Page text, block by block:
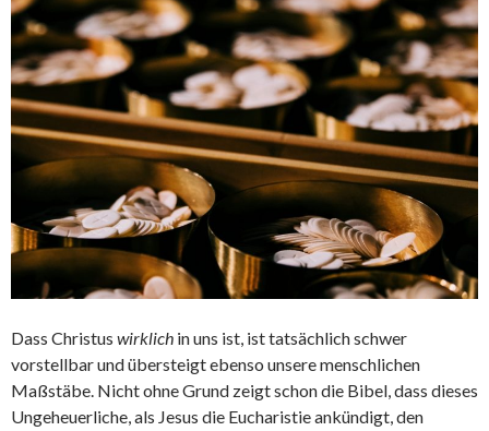
Dass Christus wirklich in uns ist, ist tatsächlich schwer
vorstellbar und übersteigt ebenso unsere menschlichen
Maßstäbe. Nicht ohne Grund zeigt schon die Bibel, dass dieses
Ungeheuerliche, als Jesus die Eucharistie ankündigt, den